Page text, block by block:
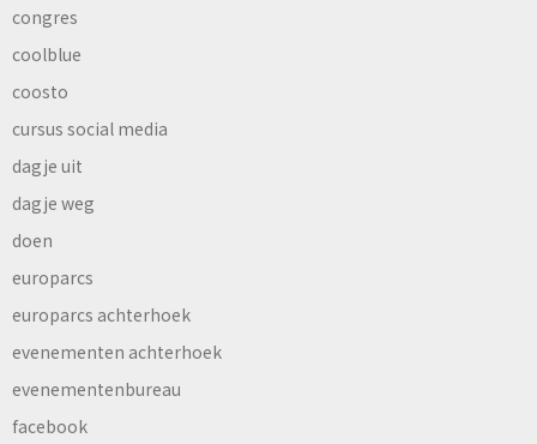
congres
coolblue
coosto
cursus social media
dagje uit
dagje weg
doen
europarcs
europarcs achterhoek
evenementen achterhoek
evenementenbureau
facebook